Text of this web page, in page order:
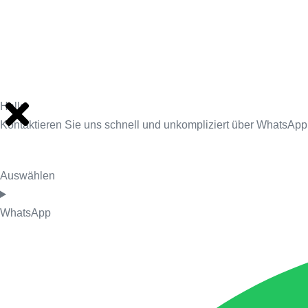
Hallo
Kontaktieren Sie uns schnell und unkompliziert über
Auswählen
WhatsApp